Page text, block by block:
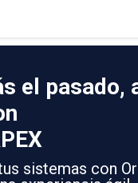
el pasado,
sistemas con